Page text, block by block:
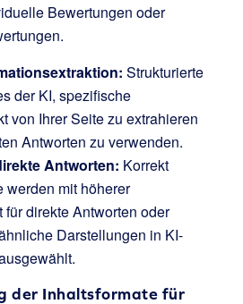
Bewertungen oder
Strukturierte
der KI, spezifische
von Ihrer Seite zu extrahieren
Antworten zu verwenden.
Antworten: Korrekt
werden mit höherer
direkte Antworten oder
Darstellungen in KI-
der Inhaltsformate für